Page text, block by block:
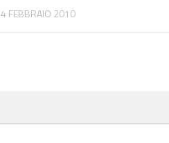
4 FEBBRAIO 2010